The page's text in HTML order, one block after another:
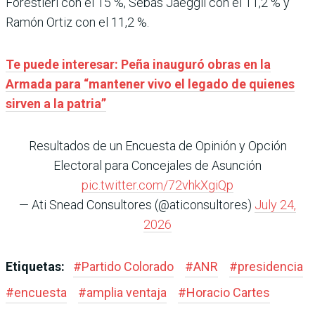
Ramón Ortiz con el 11,2 %.
Te puede interesar: Peña inauguró obras en la
Armada para “mantener vivo el legado de quienes
sirven a la patria”
Resultados de un Encuesta de Opinión y Opción
Electoral para Concejales de Asunción
pic.twitter.com/72vhkXgiQp
— Ati Snead Consultores (@aticonsultores) July 24,
2026
Etiquetas: #Partido Colorado #ANR #presidencia
#encuesta #amplia ventaja #Horacio Cartes